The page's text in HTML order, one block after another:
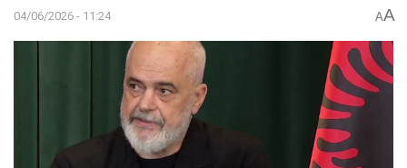
04/06/2026 - 11:24 AA